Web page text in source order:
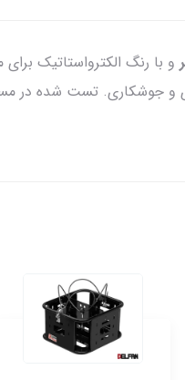
و با رنگ الکترواستاتیک
و جوشکاری. تست شده در